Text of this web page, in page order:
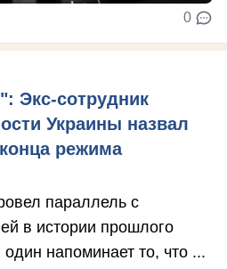
0
Экс-сотрудник
Украины назвал
режима
параллель с
в истории прошлого
напоминает то, что ...